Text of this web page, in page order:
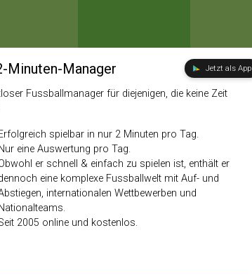
Minuten-Manager Jetzt als App
Fussballmanager für diejenigen, die keine Zeit
spielbar in nur 2 Minuten pro Tag.
Nur eine Auswertung pro Tag.
er schnell & einfach zu spielen ist, enthält er
eine komplexe Fussballwelt mit Auf- und
internationalen Wettbewerben und
Nationalteams.
2005 online und kostenlos.